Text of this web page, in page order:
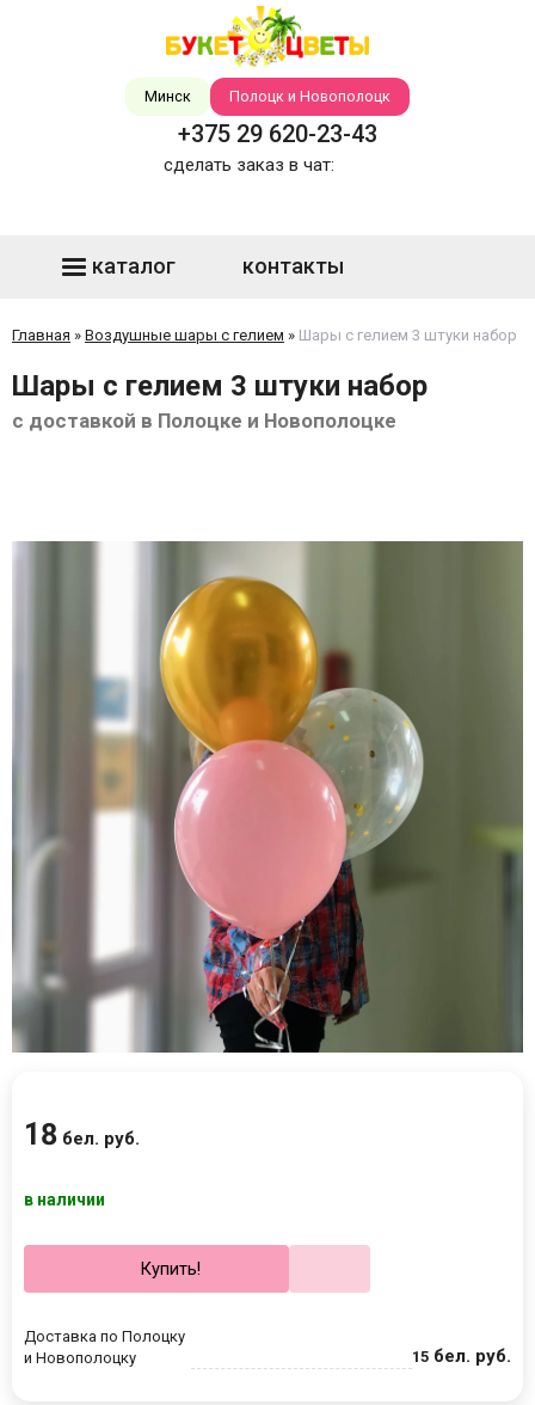
Минск Полоцк и Новополоцк
+375 29 620-23-43
сделать заказ в чат:
каталог контакты
Главная » Воздушные шары с гелием » Шары с гелием 3 штуки набор
Шары с гелием 3 штуки набор
с доставкой в Полоцке и Новополоцке
18 бел. руб.
в наличии
Купить!
Доставка по Полоцку
и Новополоцку
15 бел. руб.